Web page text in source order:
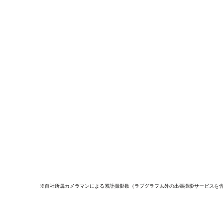
※自社所属カメラマンによる累計撮影数（ラブグラフ以外の出張撮影サービスを